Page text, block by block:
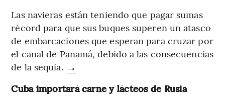
Las navieras están teniendo que pagar sumas
récord para que sus buques superen un atasco
de embarcaciones que esperan para cruzar por
el canal de Panamá, debido a las consecuencias
de la sequía. →
Cuba importará carne y lácteos de Rusia